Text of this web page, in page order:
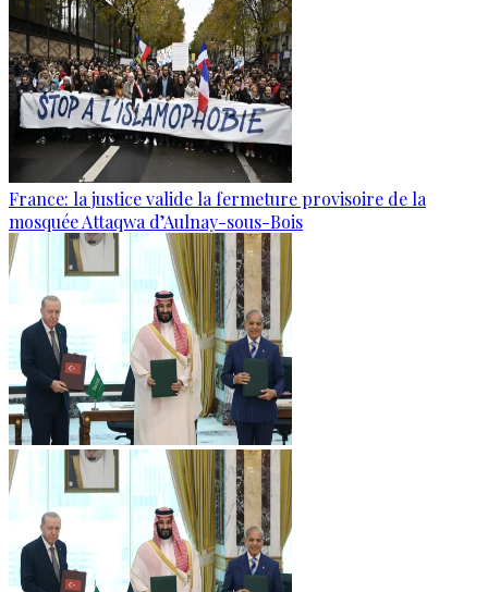
France: la justice valide la fermeture provisoire de la
mosquée Attaqwa d’Aulnay-sous-Bois